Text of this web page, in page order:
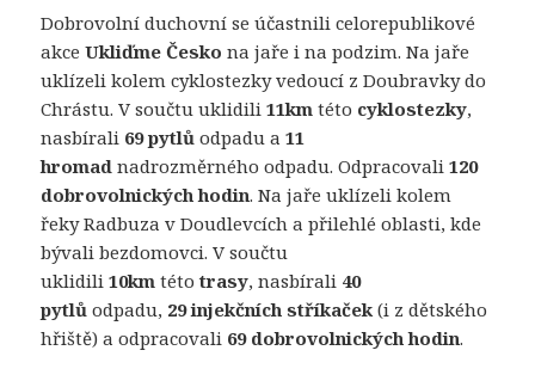
Dobrovolní duchovní se účastnili celorepublikové
akceUkliďme Česko na jaře i na podzim. Na jaře
uklízeli kolem cyklostezky vedoucí z Doubravky do
Chrástu. V součtu uklidili11km této cyklostezky,
nasbírali 69 pytlů odpadu a11
hromad nadrozměrného odpadu. Odpracovali120
dobrovolnických hodin. Na jaře uklízeli kolem
řeky Radbuza v Doudlevcích a přilehlé oblasti, kde
bývali bezdomovci. V součtu
uklidili10km tétotrasy, nasbírali 40
pytlů odpadu, 29 injekčních stříkaček(i z dětského
hřiště) a odpracovali 69 dobrovolnických hodin.